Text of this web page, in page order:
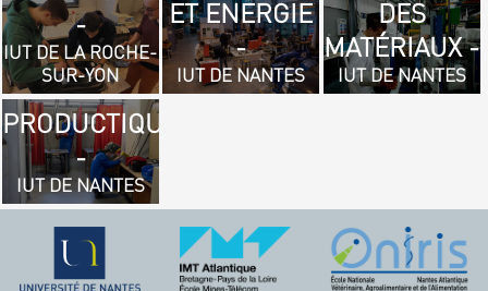
-
IUT DE LA ROCHE-
SUR-YON
ET ENERGIE
-
IUT DE NANTES
DES
MATÉRIAUX -
IUT DE NANTES
- GÉNIE
MÉCANIQUE
ET
PRODUCTIQUE
-
IUT DE NANTES